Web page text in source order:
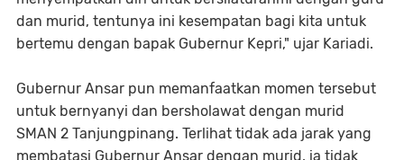
dan murid, tentunya ini kesempatan bagi kita untuk
bertemu dengan bapak Gubernur Kepri," ujar Kariadi.
Gubernur Ansar pun memanfaatkan momen tersebut
untuk bernyanyi dan bersholawat dengan murid
SMAN 2 Tanjungpinang. Terlihat tidak ada jarak yang
membatasi Gubernur Ansar dengan murid, ia tidak